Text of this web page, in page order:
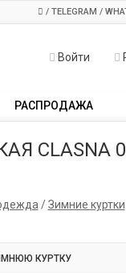
/ TELEGRAM /
Войти
РАСПРОДАЖА
CLASNA
/Зимние куртки
КУРТКУ